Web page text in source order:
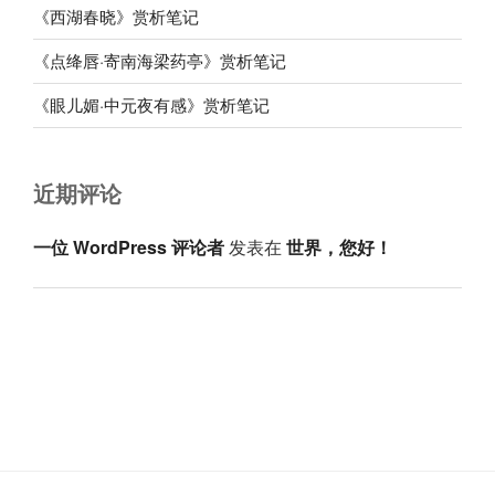
《西湖春晓》赏析笔记
《点绛唇·寄南海梁药亭》赏析笔记
《眼儿媚·中元夜有感》赏析笔记
近期评论
一位 WordPress 评论者发表在 世界，您好！